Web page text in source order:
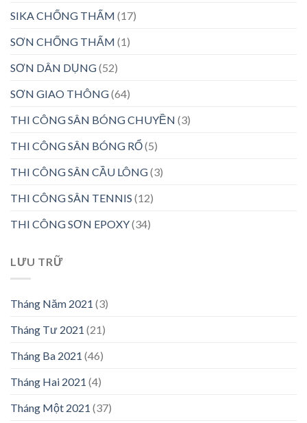
SIKA CHỐNG THẤM (17)
SƠN CHỐNG THẤM (1)
SƠN DÂN DỤNG(52)
SƠN GIAO THÔNG(64)
THI CÔNG SÂN BÓNG CHUYỀN (3)
THI CÔNG SÂN BÓNG RỔ(5)
THI CÔNG SÂN CẦU LÔNG(3)
THI CÔNG SÂN TENNIS (12)
THI CÔNG SƠN EPOXY(34)
LƯU TRỮ
Tháng Năm 2021 (3)
Tháng Tư 2021 (21)
Tháng Ba 2021 (46)
Tháng Hai 2021 (4)
Tháng Một 2021 (37)